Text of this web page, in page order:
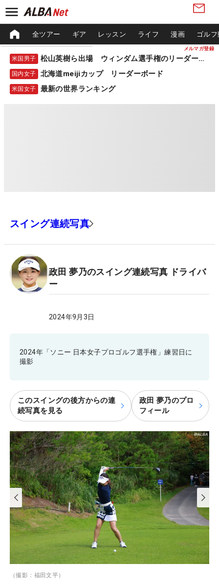
メルマガ登録
全ツアー ギア レッスン ライフ 漫画 ゴル
米国男子 松山英樹ら出場 ウィンダム選手権のリーダーボード
国内女子 北海道meijiカップ リーダーボード
米国女子 最新の世界ランキング
スイング連続写真
政田 夢乃のスイング連続写真 ドライバ
ー
2024年9月3日
2024年「ソニー 日本女子プロゴルフ選手権」練習日に
撮影
このスイングの後方からの連
続写真を見る
政田 夢乃のプロ
フィール
（撮影：福田文平）